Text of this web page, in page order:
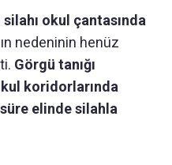
silahı okul çantasında
nedeninin henüz
Görgü tanığı
koridorlarında
elinde silahla